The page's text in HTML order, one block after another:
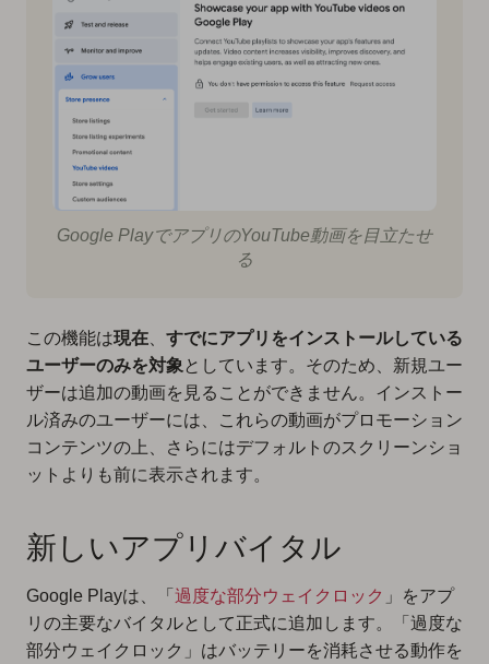
Google PlayでアプリのYouTube動画を目立たせ
る
この機能は現在
すでにアプリをインストールしている
ユーザーのみを対象 としています。そのため、新規ユー
ザーは追加の動画を見ることができません。インストー
ル済みのユーザーには、これらの動画がプロモーション
コンテンツの上、さらにはデフォルトのスクリーンショ
ットよりも前に表示されます。
新しいアプリバイタル
Google Playは、「 過度な部分ウェイクロック 」をアプ
リの主要なバイタルとして正式に追加します。「過度な
部分ウェイクロック」はバッテリーを消耗させる動作を